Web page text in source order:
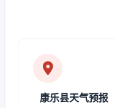
康乐县天气预报